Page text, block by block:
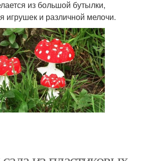
из большой бутылки,
игрушек и различной мелочи.